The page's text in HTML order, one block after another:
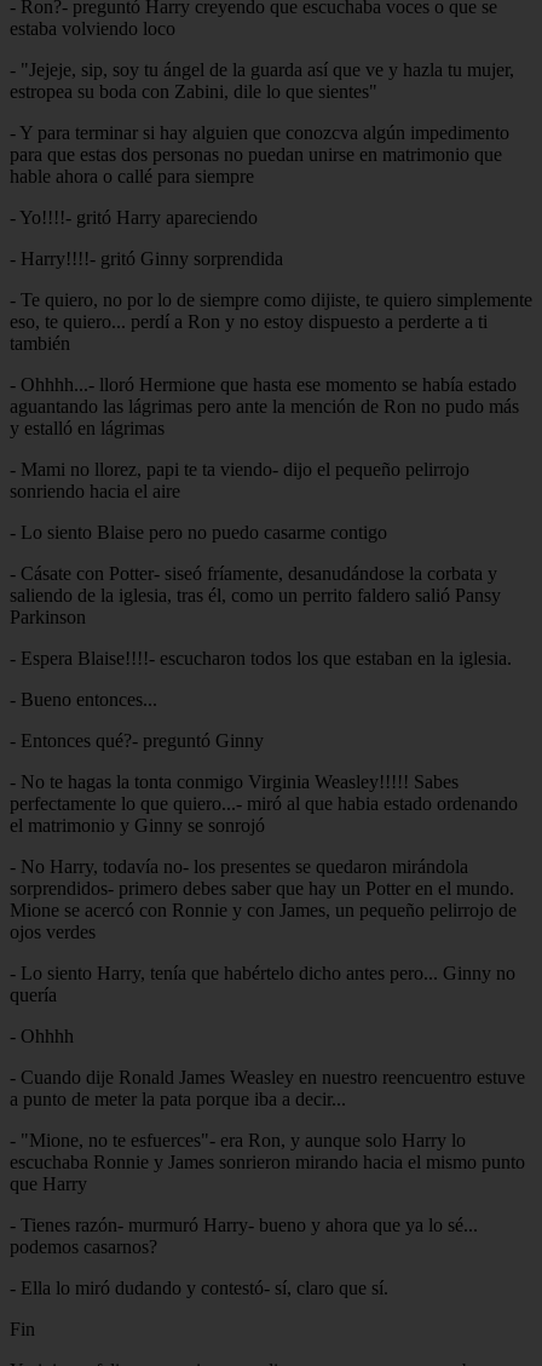
- Ron?- preguntó Harry creyendo que escuchaba voces o que se
estaba volviendo loco
- "Jejeje, sip, soy tu ángel de la guarda así que ve y hazla tu mujer,
estropea su boda con Zabini, dile lo que sientes"
- Y para terminar si hay alguien que conozcva algún impedimento
para que estas dos personas no puedan unirse en matrimonio que
hable ahora o callé para siempre
- Yo!!!!- gritó Harry apareciendo
- Harry!!!!- gritó Ginny sorprendida
- Te quiero, no por lo de siempre como dijiste, te quiero simplemente
eso, te quiero... perdí a Ron y no estoy dispuesto a perderte a ti
también
- Ohhhh...- lloró Hermione que hasta ese momento se había estado
aguantando las lágrimas pero ante la mención de Ron no pudo más
y estalló en lágrimas
- Mami no llorez, papi te ta viendo- dijo el pequeño pelirrojo
sonriendo hacia el aire
- Lo siento Blaise pero no puedo casarme contigo
- Cásate con Potter- siseó fríamente, desanudándose la corbata y
saliendo de la iglesia, tras él, como un perrito faldero salió Pansy
Parkinson
- Espera Blaise!!!!- escucharon todos los que estaban en la iglesia.
- Bueno entonces...
- Entonces qué?- preguntó Ginny
- No te hagas la tonta conmigo Virginia Weasley!!!!! Sabes
perfectamente lo que quiero...- miró al que habia estado ordenando
el matrimonio y Ginny se sonrojó
- No Harry, todavía no- los presentes se quedaron mirándola
sorprendidos- primero debes saber que hay un Potter en el mundo.
Mione se acercó con Ronnie y con James, un pequeño pelirrojo de
ojos verdes
- Lo siento Harry, tenía que habértelo dicho antes pero... Ginny no
quería
- Ohhhh
- Cuando dije Ronald James Weasley en nuestro reencuentro estuve
a punto de meter la pata porque iba a decir...
- "Mione, no te esfuerces"- era Ron, y aunque solo Harry lo
escuchaba Ronnie y James sonrieron mirando hacia el mismo punto
que Harry
- Tienes razón- murmuró Harry- bueno y ahora que ya lo sé...
podemos casarnos?
- Ella lo miró dudando y contestó- sí, claro que sí.
Fin